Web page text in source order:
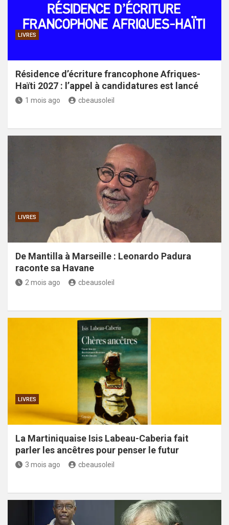
LIVRES
Résidence d’écriture francophone Afriques-
Haïti 2027 : l’appel à candidatures est lancé
1 mois ago cbeausoleil
LIVRES
De Mantilla à Marseille : Leonardo Padura
raconte sa Havane
2 mois ago cbeausoleil
LIVRES
La Martiniquaise Isis Labeau-Caberia fait
parler les ancêtres pour penser le futur
3 mois ago cbeausoleil